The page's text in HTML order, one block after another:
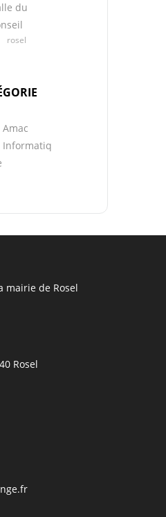
du
rosel
Amac
Informatiq
mairie de Rosel
Rosel
S’ouvre